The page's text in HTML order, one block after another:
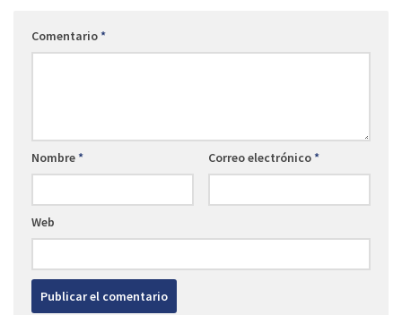
Comentario*
Nombre* Correo electrónico*
Web